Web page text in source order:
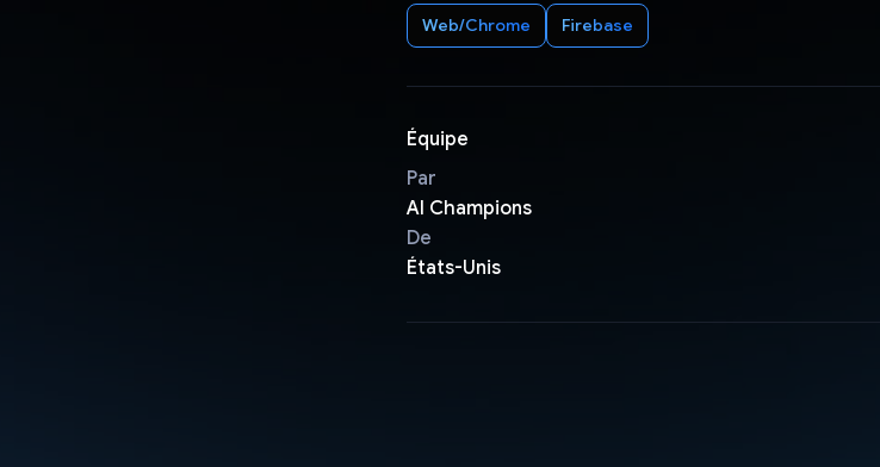
Web/Chrome Firebase
Équipe
Par
AI Champions
De
États-Unis